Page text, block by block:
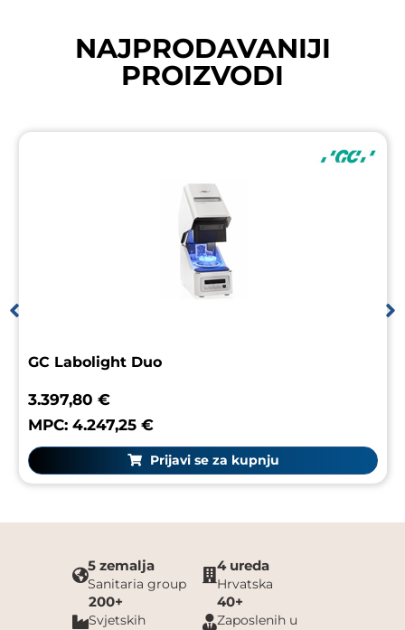
NAJPRODAVANIJI
PROIZVODI
GC Labolight Duo
3.397,80 €
MPC: 4.247,25 €
Prijavi se za kupnju
5 zemalja
Sanitaria group
4 ureda
Hrvatska
200+
Svjetskih
40+
Zaposlenih u